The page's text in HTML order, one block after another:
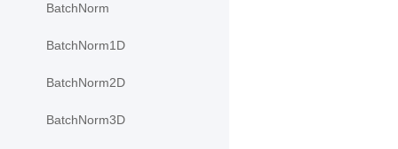
BatchNorm
BatchNorm1D
BatchNorm2D
BatchNorm3D